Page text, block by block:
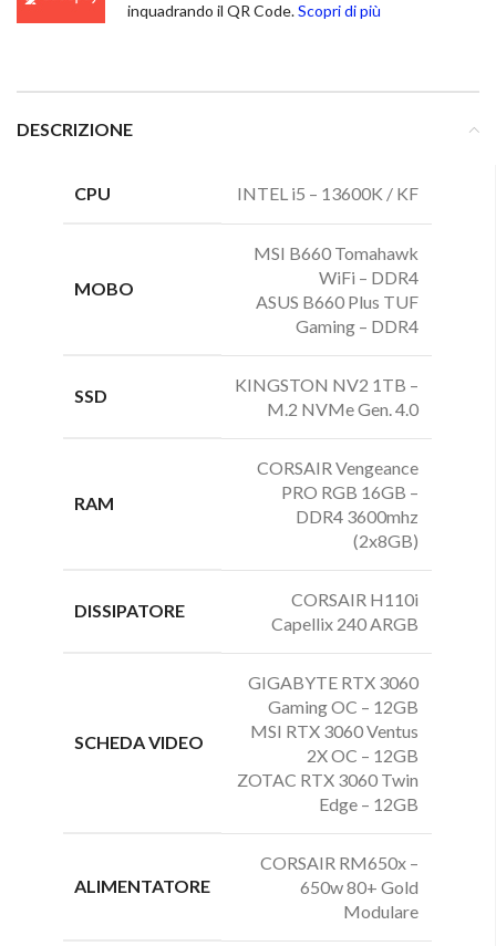
inquadrando il QR Code.Scopri di più
DESCRIZIONE
CPU INTEL i5 – 13600K / KF
MOBO
MSI B660 Tomahawk
WiFi – DDR4
ASUS B660 Plus TUF
Gaming – DDR4
SSD
KINGSTON NV2 1TB –
M.2 NVMe Gen. 4.0
RAM
CORSAIR Vengeance
PRO RGB 16GB –
DDR4 3600mhz
(2x8GB)
DISSIPATORE
CORSAIR H110i
Capellix 240 ARGB
SCHEDA VIDEO
GIGABYTE RTX 3060
Gaming OC – 12GB
MSI RTX 3060 Ventus
2X OC – 12GB
ZOTAC RTX 3060 Twin
Edge – 12GB
ALIMENTATORE
CORSAIR RM650x –
650w 80+ Gold
Modulare